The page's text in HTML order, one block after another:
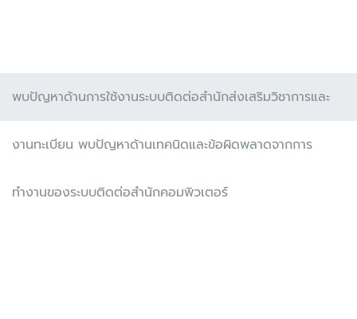
พบปัญหาด้านการใช้งานระบบติดต่อสำนักส่งเสริมวิชาการและ
งานทะเบียน พบปัญหาด้านเทคนิดและข้อผิดพลาดจากการ
ทำงานของระบบติดต่อสำนักคอมพิวเตอร์